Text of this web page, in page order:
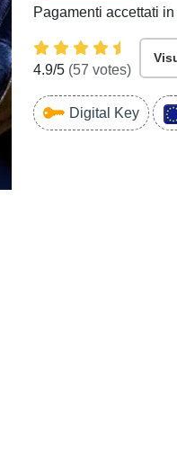
Pagamenti accettati
4.9/5 (57 votes)
Digital Key